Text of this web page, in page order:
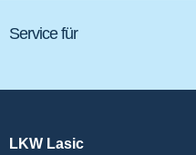
Service für
LKW Lasic